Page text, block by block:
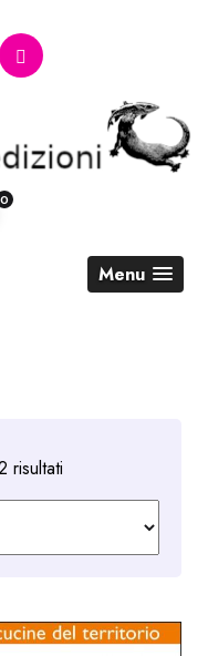
0
Menu
risultatiOrdina
in
al
recente